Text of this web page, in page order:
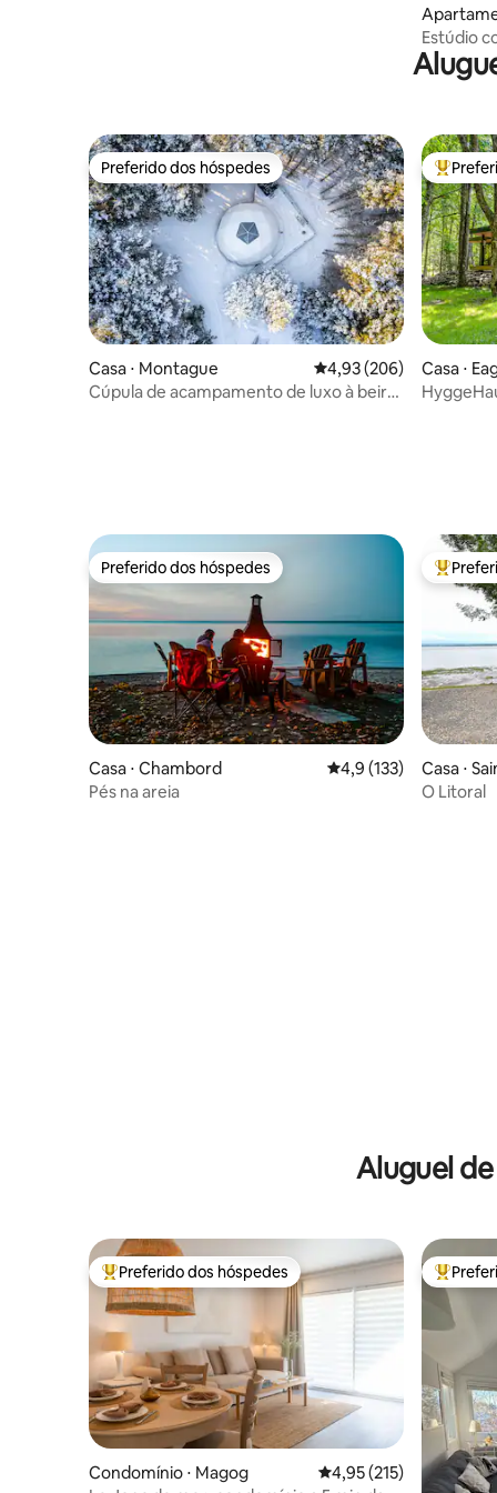
the
Estúdio
king size
Preferido dos hóspedes
Preferido dos hóspedes
Casa ⋅ Montague 4,93 de uma avaliação
4,93 (206)
Cúpula de acampamento de luxo à beira-
Entre
Casa ⋅
Preferido dos hóspedes
Preferido dos hóspedes
Casa ⋅ Chambord 4,9 de uma avaliação
4,9 (133)
Pés na areia
Entre
Casa ⋅
d'Orléans
O Litoral
Aluguel
Entre os melhores preferidos dos hóspedes
Preferido dos hóspedes
Condomínio ⋅ Magog 4,95 de uma avaliação
4,95 (215)
Entre